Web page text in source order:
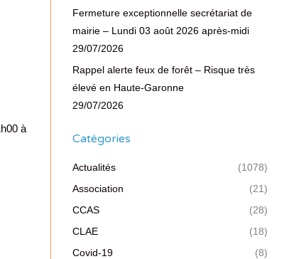
à
Fermeture exceptionnelle secrétariat de
mairie – Lundi 03 août 2026 après-midi
29/07/2026
Rappel alerte feux de forêt – Risque très
élevé en Haute-Garonne
29/07/2026
Catégories
Actualités
(1078)
Association
(21)
CCAS
(28)
CLAE
(18)
Covid-19
(8)